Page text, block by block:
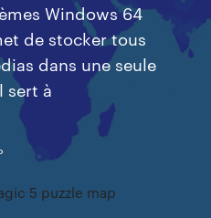
Windows 64
de stocker tous
dans une seule
sert à
5 puzzle map